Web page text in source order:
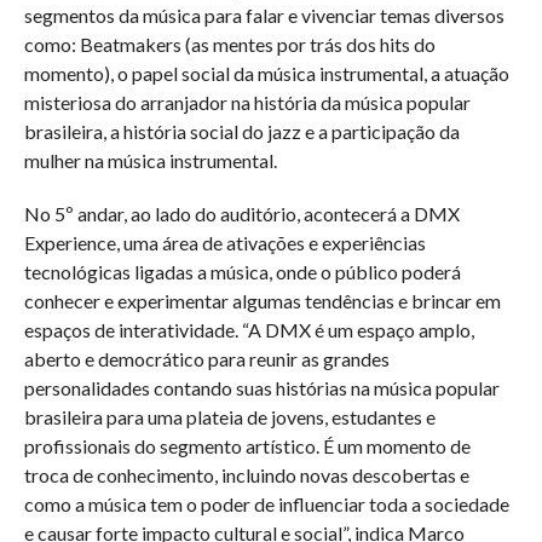
segmentos da música para falar e vivenciar temas diversos
como: Beatmakers (as mentes por trás dos hits do
momento), o papel social da música instrumental, a atuação
misteriosa do arranjador na história da música popular
brasileira, a história social do jazz e a participação da
mulher na música instrumental.
No 5º andar, ao lado do auditório, acontecerá a DMX
Experience, uma área de ativações e experiências
tecnológicas ligadas a música, onde o público poderá
conhecer e experimentar algumas tendências e brincar em
espaços de interatividade. “A DMX é um espaço amplo,
aberto e democrático para reunir as grandes
personalidades contando suas histórias na música popular
brasileira para uma plateia de jovens, estudantes e
profissionais do segmento artístico. É um momento de
troca de conhecimento, incluindo novas descobertas e
como a música tem o poder de influenciar toda a sociedade
e causar forte impacto cultural e social”, indica Marco